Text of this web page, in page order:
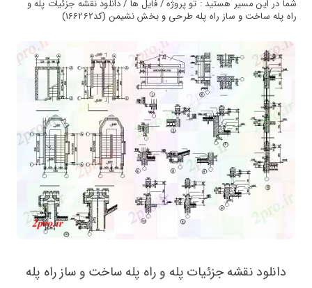
شما در این مسیر هستید : تو پروژه / فایل ها / دانلود نقشه جزئیات پله و
راه پله ساخت و ساز راه پله طرحی و بخش نشیمن (کد166262)
دانلود نقشه جزئیات پله و راه پله ساخت و ساز راه پله